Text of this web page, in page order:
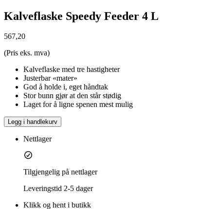
Kalveflaske Speedy Feeder 4 L
567,20
(Pris eks. mva)
Kalveflaske med tre hastigheter
Justerbar «mater»
God å holde i, eget håndtak
Stor bunn gjør at den står stødig
Laget for å ligne spenen mest mulig
Legg i handlekurv
Nettlager
Tilgjengelig på nettlager
Leveringstid 2-5 dager
Klikk og hent i butikk